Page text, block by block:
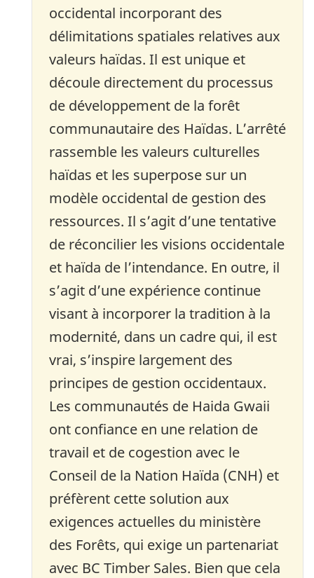
occidental incorporant des
délimitations spatiales relatives aux
valeurs haïdas. Il est unique et
découle directement du processus
de développement de la forêt
communautaire des Haïdas. L’arrêté
rassemble les valeurs culturelles
haïdas et les superpose sur un
modèle occidental de gestion des
ressources. Il s’agit d’une tentative
de réconcilier les visions occidentale
et haïda de l’intendance. En outre, il
s’agit d’une expérience continue
visant à incorporer la tradition à la
modernité, dans un cadre qui, il est
vrai, s’inspire largement des
principes de gestion occidentaux.
Les communautés de Haida Gwaii
ont confiance en une relation de
travail et de cogestion avec le
Conseil de la Nation Haïda (CNH) et
préfèrent cette solution aux
exigences actuelles du ministère
des Forêts, qui exige un partenariat
avec BC Timber Sales. Bien que cela